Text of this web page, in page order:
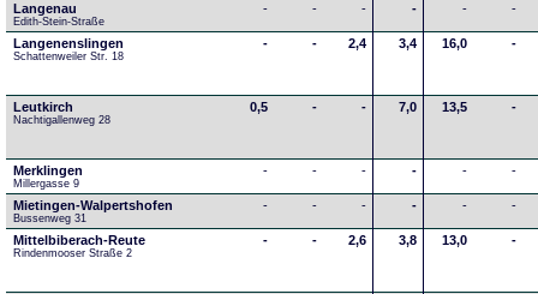
Langenau
Edith-Stein-Straße
- - - - - -
Langenenslingen
Schattenweiler Str. 18
- - 2,4 3,4 16,0 -
Leutkirch
Nachtigallenweg 28
0,5 - - 7,0 13,5 -
Merklingen
Millergasse 9
- - - - - -
Mietingen-Walpertshofen
Bussenweg 31
- - - - - -
Mittelbiberach-Reute
Rindenmooser Straße 2
- - 2,6 3,8 13,0 -